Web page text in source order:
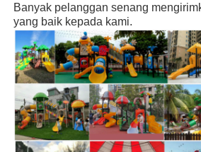
Slide air khusus
Gulung Air Besar
Peralatan taman air
Banyak pelanggan senang
yang baik kepada kami.